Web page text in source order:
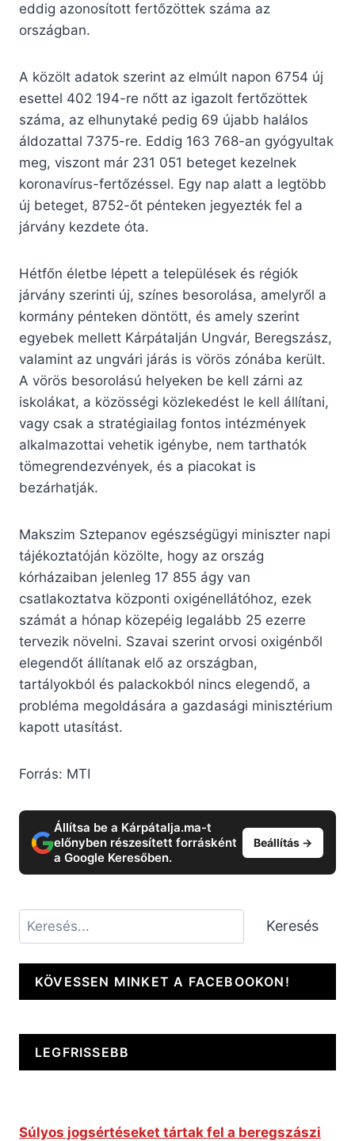
eddig azonosított fertőzöttek száma az
országban.
A közölt adatok szerint az elmúlt napon 6754 új
esettel 402 194-re nőtt az igazolt fertőzöttek
száma, az elhunytaké pedig 69 újabb halálos
áldozattal 7375-re. Eddig 163 768-an gyógyultak
meg, viszont már 231 051 beteget kezelnek
koronavírus-fertőzéssel. Egy nap alatt a legtöbb
új beteget, 8752-őt pénteken jegyezték fel a
járvány kezdete óta.
Hétfőn életbe lépett a települések és régiók
járvány szerinti új, színes besorolása, amelyről a
kormány pénteken döntött, és amely szerint
egyebek mellett Kárpátalján Ungvár, Beregszász,
valamint az ungvári járás is vörös zónába került.
A vörös besorolású helyeken be kell zárni az
iskolákat, a közösségi közlekedést le kell állítani,
vagy csak a stratégiailag fontos intézmények
alkalmazottai vehetik igénybe, nem tarthatók
tömegrendezvények, és a piacokat is
bezárhatják.
Makszim Sztepanov egészségügyi miniszter napi
tájékoztatóján közölte, hogy az ország
kórházaiban jelenleg 17 855 ágy van
csatlakoztatva központi oxigénellátóhoz, ezek
számát a hónap közepéig legalább 25 ezerre
tervezik növelni. Szavai szerint orvosi oxigénből
elegendőt állítanak elő az országban,
tartályokból és palackokból nincs elegendő, a
probléma megoldására a gazdasági minisztérium
kapott utasítást.
Forrás: MTI
Állítsa be a Kárpátalja.ma-t
előnyben részesített forrásként
a Google Keresőben.
Beállítás →
Keresés Keresés
KÖVESSEN MINKET A FACEBOOKON!
LEGFRISSEBB
Súlyos jogsértéseket tártak fel a beregszászi